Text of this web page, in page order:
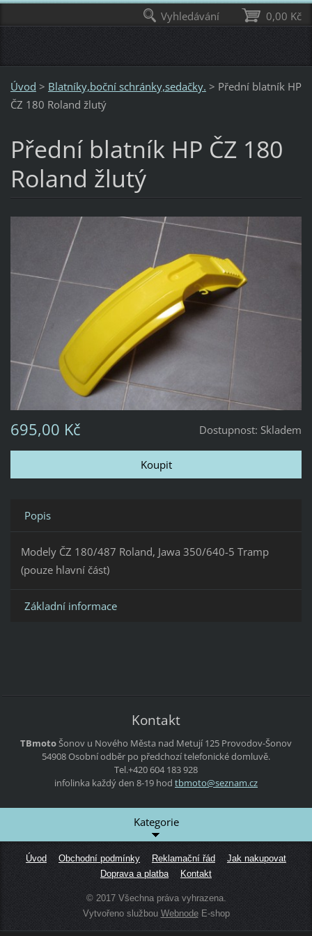
Úvod > Blatníky,boční schránky,sedačky. > Přední blatník HP
ČZ 180 Roland žlutý
Přední blatník HP ČZ 180
Roland žlutý
Dostupnost: Skladem
695,00 Kč
Popis
Modely ČZ 180/487 Roland, Jawa 350/640-5 Tramp
(pouze hlavní část)
Základní informace
Kontakt
TBmotoŠonov u Nového Města nad Metují 125 Provodov-Šonov
54908Osobní odběr po předchozí telefonické domluvě.
Tel.+420 604 183 928
infolinka každý den 8-19 hod tbmoto@seznam.cz
Kategorie
Úvod Obchodní podmínky Reklamační řád
Jak nakupovat
Doprava a platba
Kontakt
© 2017 Všechna práva vyhrazena.
Vytvořeno službou WebnodeE-shop
0,00 Kč
Vyhledávání